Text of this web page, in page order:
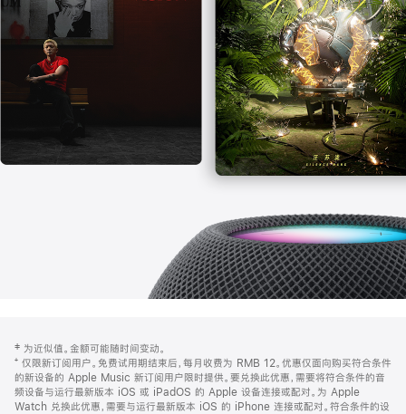
打
开)
页
页
脚
注
‡ 为近似值。金额可能随时间变动。
⁺ 仅限新订阅用户。免费试用期结束后，每月收费为 RMB 12。优惠仅面向购买符合条件
的新设备的 Apple Music 新订阅用户限时提供。要兑换此优惠，需要将符合条件的音
频设备与运行最新版本 iOS 或 iPadOS 的 Apple 设备连接或配对。为 Apple
Watch 兑换此优惠，需要与运行最新版本 iOS 的 iPhone 连接或配对。符合条件的设